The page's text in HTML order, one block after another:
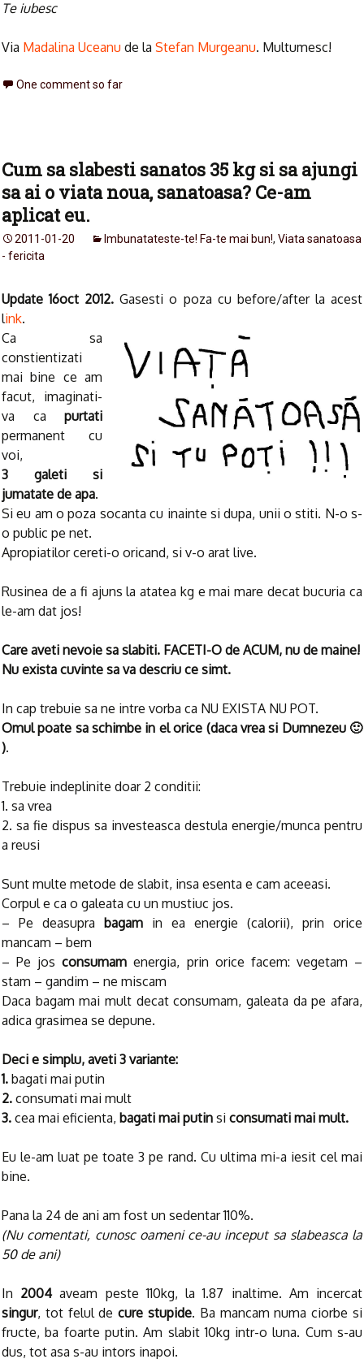
Te iubesc
Via Madalina Uceanu de la Stefan Murgeanu. Multumesc!
One comment so far
Cum sa slabesti sanatos 35 kg si sa ajungi
sa ai o viata noua, sanatoasa? Ce-am
aplicat eu.
2011-01-20 Imbunatateste-te! Fa-te mai bun!, Viata sanatoasa
- fericita
Update 16oct 2012. Gasesti o poza cu before/after la acest
link.
Ca sa
constientizati
mai bine ce am
facut, imaginati-
va ca purtati
permanent cu
voi,
3 galeti si
jumatate de apa.
Si eu am o poza socanta cu inainte si dupa, unii o stiti. N-o s-
o public pe net.
Apropiatilor cereti-o oricand, si v-o arat live.
Rusinea de a fi ajuns la atatea kg e mai mare decat bucuria ca
le-am dat jos!
Care aveti nevoie sa slabiti. FACETI-O de ACUM, nu de maine!
Nu exista cuvinte sa va descriu ce simt.
In cap trebuie sa ne intre vorba ca NU EXISTA NU POT.
Omul poate sa schimbe in el orice (daca vrea si Dumnezeu 🙂
).
Trebuie indeplinite doar 2 conditii:
1. sa vrea
2. sa fie dispus sa investeasca destula energie/munca pentru
a reusi
Sunt multe metode de slabit, insa esenta e cam aceeasi.
Corpul e ca o galeata cu un mustiuc jos.
– Pe deasupra bagam in ea energie (calorii), prin orice
mancam – bem
– Pe josconsumamenergia, prin orice facem: vegetam –
stam – gandim – ne miscam
Daca bagam mai mult decat consumam, galeata da pe afara,
adica grasimea se depune.
Deci e simplu, aveti 3 variante:
1. bagati mai putin
2. consumati mai mult
3. cea mai eficienta, bagati mai putin si consumati mai mult.
Eu le-am luat pe toate 3 pe rand. Cu ultima mi-a iesit cel mai
bine.
Pana la 24 de ani am fost un sedentar 110%.
(Nu comentati, cunosc oameni ce-au inceput sa slabeasca la
50 de ani)
In 2004aveam peste 110kg, la 1.87 inaltime. Am incercat
singur, tot felul decure stupide. Ba mancam numa ciorbe si
fructe, ba foarte putin. Am slabit 10kg intr-o luna. Cum s-au
dus, tot asa s-au intors inapoi.